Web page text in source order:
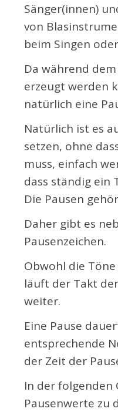
Sänger(innen)
von
beim Singen
Da während
erzeugt werden
natürlich eine
Natürlich ist es
setzen, ohne
muss, einfach
dass ständig ein
Die Pausen
Daher gibt es
Pausenzeichen.
Obwohl die
läuft der Takt
weiter.
Eine Pause
entsprechende
der Zeit der
In der folgenden
Pausenwerte zu